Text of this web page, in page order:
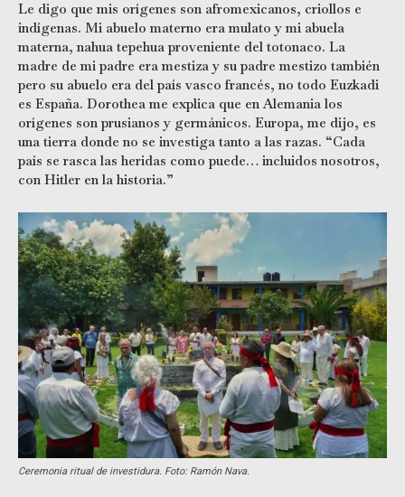
Le digo que mis orígenes son afromexicanos, criollos e
indígenas. Mi abuelo materno era mulato y mi abuela
materna, nahua tepehua proveniente del totonaco. La
madre de mi padre era mestiza y su padre mestizo también
pero su abuelo era del país vasco francés, no todo Euzkadi
es España. Dorothea me explica que en Alemania los
orígenes son prusianos y germánicos. Europa, me dijo, es
una tierra donde no se investiga tanto a las razas. “Cada
país se rasca las heridas como puede… incluidos nosotros,
con Hitler en la historia.”
Ceremonia ritual de investidura. Foto: Ramón Nava.